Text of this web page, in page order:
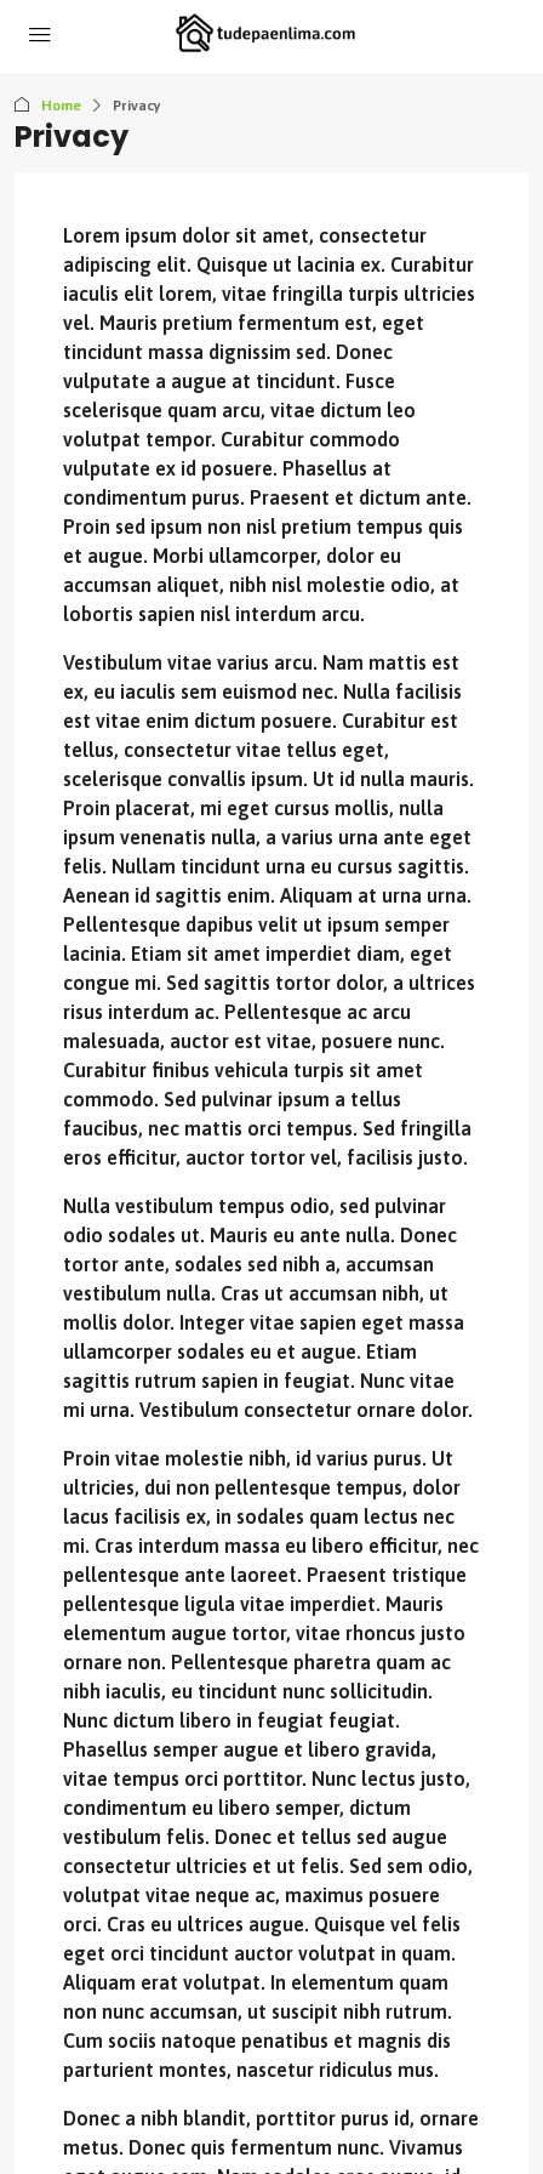
Home Privacy
Privacy
Lorem ipsum dolor sit amet, consectetur
adipiscing elit. Quisque ut lacinia ex. Curabitur
iaculis elit lorem, vitae fringilla turpis ultricies
vel. Mauris pretium fermentum est, eget
tincidunt massa dignissim sed. Donec
vulputate a augue at tincidunt. Fusce
scelerisque quam arcu, vitae dictum leo
volutpat tempor. Curabitur commodo
vulputate ex id posuere. Phasellus at
condimentum purus. Praesent et dictum ante.
Proin sed ipsum non nisl pretium tempus quis
et augue. Morbi ullamcorper, dolor eu
accumsan aliquet, nibh nisl molestie odio, at
lobortis sapien nisl interdum arcu.
Vestibulum vitae varius arcu. Nam mattis est
ex, eu iaculis sem euismod nec. Nulla facilisis
est vitae enim dictum posuere. Curabitur est
tellus, consectetur vitae tellus eget,
scelerisque convallis ipsum. Ut id nulla mauris.
Proin placerat, mi eget cursus mollis, nulla
ipsum venenatis nulla, a varius urna ante eget
felis. Nullam tincidunt urna eu cursus sagittis.
Aenean id sagittis enim. Aliquam at urna urna.
Pellentesque dapibus velit ut ipsum semper
lacinia. Etiam sit amet imperdiet diam, eget
congue mi. Sed sagittis tortor dolor, a ultrices
risus interdum ac. Pellentesque ac arcu
malesuada, auctor est vitae, posuere nunc.
Curabitur finibus vehicula turpis sit amet
commodo. Sed pulvinar ipsum a tellus
faucibus, nec mattis orci tempus. Sed fringilla
eros efficitur, auctor tortor vel, facilisis justo.
Nulla vestibulum tempus odio, sed pulvinar
odio sodales ut. Mauris eu ante nulla. Donec
tortor ante, sodales sed nibh a, accumsan
vestibulum nulla. Cras ut accumsan nibh, ut
mollis dolor. Integer vitae sapien eget massa
ullamcorper sodales eu et augue. Etiam
sagittis rutrum sapien in feugiat. Nunc vitae
mi urna. Vestibulum consectetur ornare dolor.
Proin vitae molestie nibh, id varius purus. Ut
ultricies, dui non pellentesque tempus, dolor
lacus facilisis ex, in sodales quam lectus nec
mi. Cras interdum massa eu libero efficitur, nec
pellentesque ante laoreet. Praesent tristique
pellentesque ligula vitae imperdiet. Mauris
elementum augue tortor, vitae rhoncus justo
ornare non. Pellentesque pharetra quam ac
nibh iaculis, eu tincidunt nunc sollicitudin.
Nunc dictum libero in feugiat feugiat.
Phasellus semper augue et libero gravida,
vitae tempus orci porttitor. Nunc lectus justo,
condimentum eu libero semper, dictum
vestibulum felis. Donec et tellus sed augue
consectetur ultricies et ut felis. Sed sem odio,
volutpat vitae neque ac, maximus posuere
orci. Cras eu ultrices augue. Quisque vel felis
eget orci tincidunt auctor volutpat in quam.
Aliquam erat volutpat. In elementum quam
non nunc accumsan, ut suscipit nibh rutrum.
Cum sociis natoque penatibus et magnis dis
parturient montes, nascetur ridiculus mus.
Donec a nibh blandit, porttitor purus id, ornare
metus. Donec quis fermentum nunc. Vivamus